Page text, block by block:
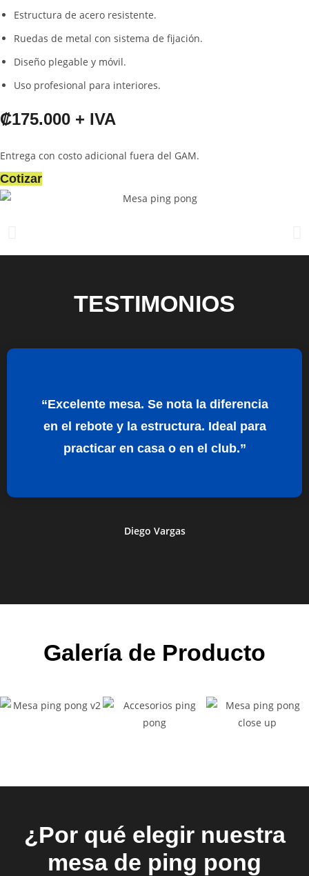
Estructura de acero resistente.
Ruedas de metal con sistema de fijación.
Diseño plegable y móvil.
Uso profesional para interiores.
₡175.000 + IVA
Entrega con costo adicional fuera del GAM.
Cotizar
TESTIMONIOS
Diego Vargas
“Excelente mesa. Se nota la diferencia
en el rebote y la estructura. Ideal para
practicar en casa o en el club.”
Galería de Producto
¿Por qué elegir nuestra
mesa de ping pong